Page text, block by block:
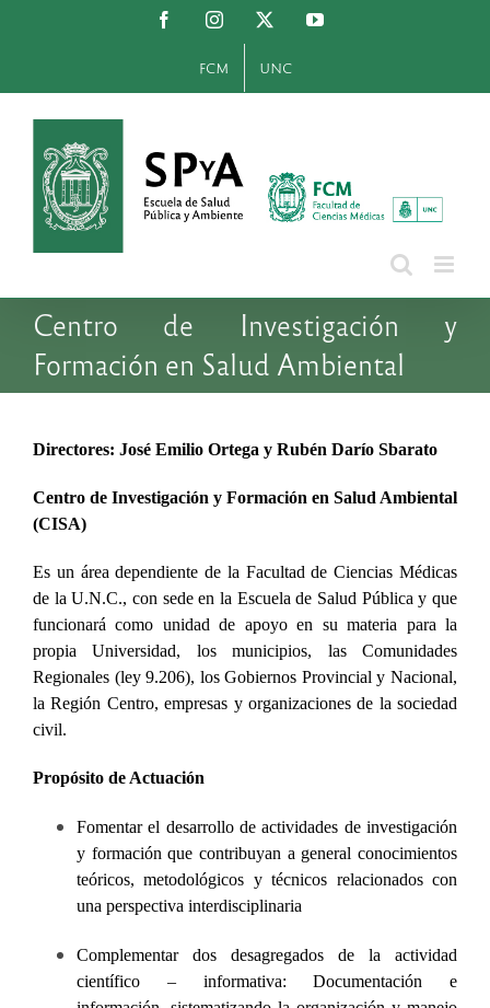
FacebookInstagram YouTube
FCM UNC
Centro de Investigación y
Formación en Salud Ambiental
Directores: José Emilio Ortega y Rubén Darío Sbarato
Centro de Investigación y Formación en Salud Ambiental
(CISA)
Es un área dependiente de la Facultad de Ciencias Médicas
de la U.N.C., con sede en la Escuela de Salud Pública y que
funcionará como unidad de apoyo en su materia para la
propia Universidad, los municipios, las Comunidades
Regionales (ley 9.206), los Gobiernos Provincial y Nacional,
la Región Centro, empresas y organizaciones de la sociedad
civil.
Propósito de Actuación
Fomentar el desarrollo de actividades de investigación
y formación que contribuyan a general conocimientos
teóricos, metodológicos y técnicos relacionados con
una perspectiva interdisciplinaria
Complementar dos desagregados de la actividad
científico – informativa: Documentación e